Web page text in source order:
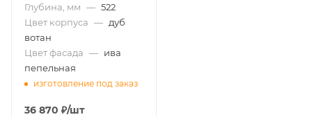
Глубина, мм — 522
Цвет корпуса — дуб
вотан
Цвет фасада — ива
пепельная
изготовление под заказ
36 870 ₽/шт